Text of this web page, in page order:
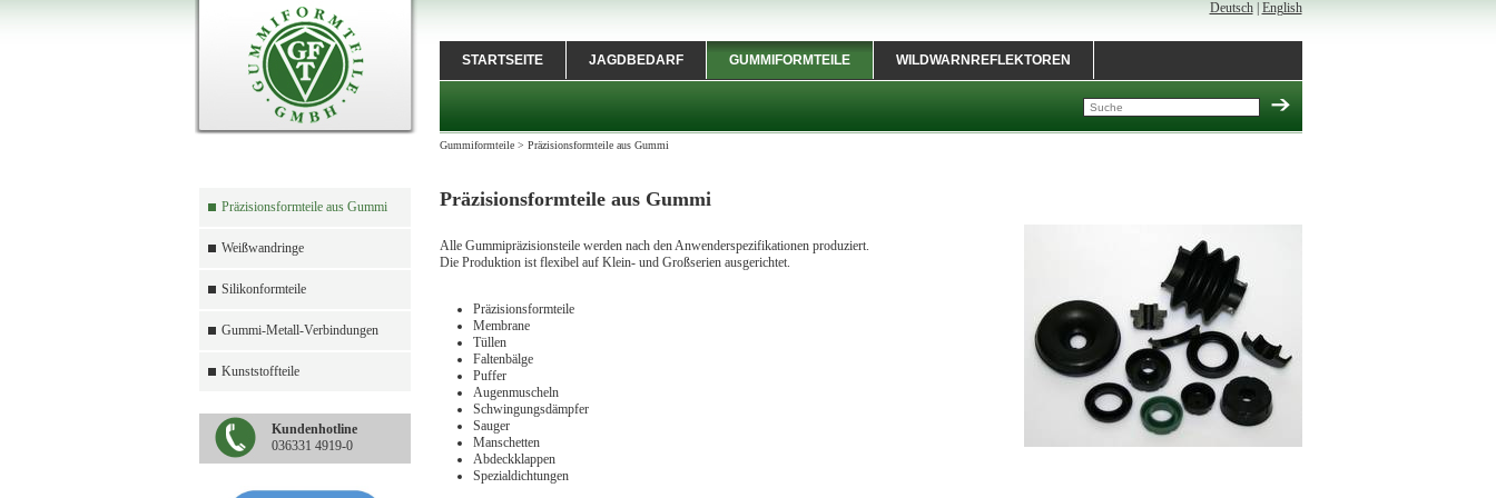
Präzisionsformteile aus Gummi
Weißwandringe
Silikonformteile
Gummi-Metall-Verbindungen
Kunststoffteile
Kundenhotline
036331 4919-0
Deutsch| English
STARTSEITE JAGDBEDARF GUMMIFORMTEILE WILDWARNREFLEKTOREN
Gummiformteile> Präzisionsformteile aus Gummi
Präzisionsformteile aus Gummi
Alle Gummipräzisionsteile werden nach den Anwenderspezifikationen produziert.
Die Produktion ist flexibel auf Klein- und Großserien ausgerichtet.
Präzisionsformteile
Membrane
Tüllen
Faltenbälge
Puffer
Augenmuscheln
Schwingungsdämpfer
Sauger
Manschetten
Abdeckklappen
Spezialdichtungen